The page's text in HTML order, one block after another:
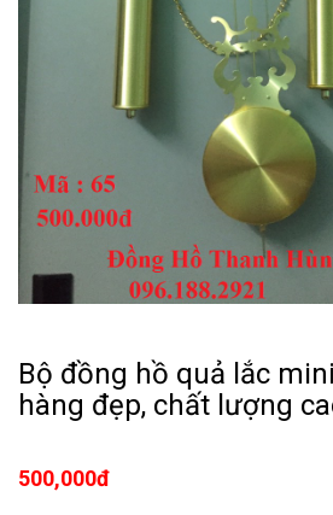
Bộ đồng hồ quả lắc
hàng đẹp, chất lượng
500,000đ